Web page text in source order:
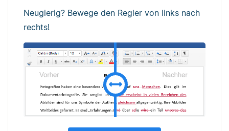
Neugierig? Bewege den Regler von links nach
rechts!